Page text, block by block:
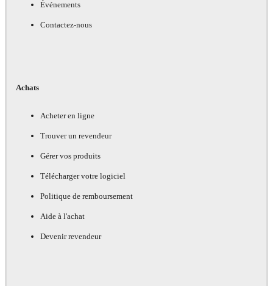
Événements
Contactez-nous
Achats
Acheter en ligne
Trouver un revendeur
Gérer vos produits
Télécharger votre logiciel
Politique de remboursement
Aide à l'achat
Devenir revendeur